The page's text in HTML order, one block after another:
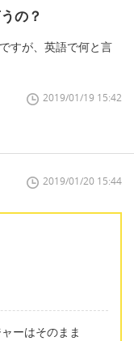
の？
すが、英語で何と言
2019/01/19 15:42
2019/01/20 15:44
ーはそのまま